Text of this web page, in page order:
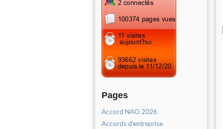
Pages
Accord NAO 2026
Accords d'entreprise